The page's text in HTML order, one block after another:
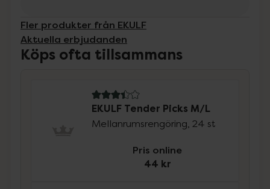
Fler produkter från EKULF
Aktuella erbjudanden
Köps ofta tillsammans
3.4 av 5 i omdöme
EKULF Tender Picks M/L
Mellanrumsrengöring, 24 st
Pris online
44 kr